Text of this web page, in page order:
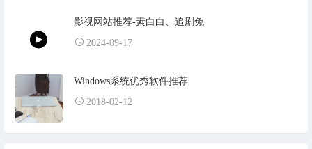
影视网站推荐-素白白、追剧兔
2024-09-17
Windows系统优秀软件推荐
2018-02-12